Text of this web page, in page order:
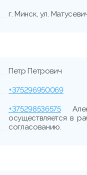
г. Минск, ул.
Петр Петрович
+375296950069
+375298536575
осуществляется в
согласованию.